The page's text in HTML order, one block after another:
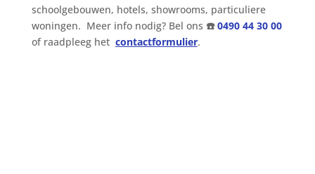
schoolgebouwen, hotels, showrooms, particuliere
woningen. Meer info nodig? Bel ons ☎️0490 44 30 00
of raadpleeg het contactformulier.